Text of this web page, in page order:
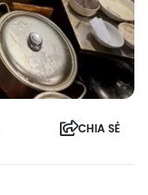
CHIA SẺ